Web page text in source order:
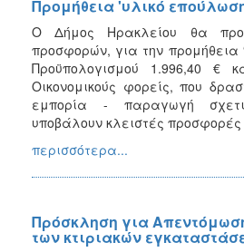
Προμήθεια 'υλικό
Ο Δήμος Ηρακλείου θα
προσφορών, για την προμήθεια
Προϋπολογισμού 1.996,40 €
Οικονομικούς φορείς, που
εμπορία - παραγωγή
υποβάλουν κλειστές προσφορές
περισσότερα...
Πρόσκληση για
των κτιριακών